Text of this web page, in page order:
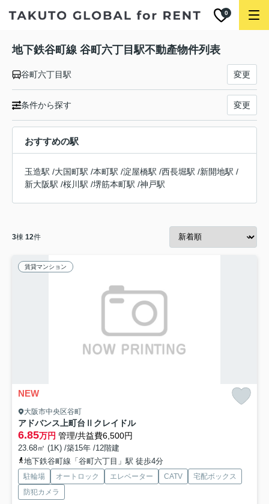
0
地下鉄谷町線 谷町六丁目駅不動產物件列表
谷町六丁目駅 変更
条件から探す 変更
おすすめの駅
玉造駅 /大国町駅 /本町駅 /淀屋橋駅 /西長堀駅 /新開地駅 /
新大阪駅 /桜川駅 /堺筋本町駅 /神戸駅
3棟 12件
賃貸マンション
NEW
大阪市中央区谷町
アドバンス上町台Ⅱクレイドル
6.85万円 管理/共益費6,500円
23.68㎡ (1K) /築15年 /12階建
地下鉄谷町線「谷町六丁目」駅 徒歩4分
駐輪場 オートロック エレベーター CATV
宅配ボックス
防犯カメラ